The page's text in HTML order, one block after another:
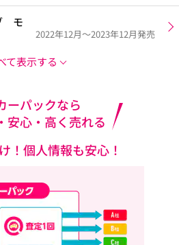
モ
2022年12月～2023年12月発売
て表示する
ーパックなら
安心・高く売れる
！個人情報も安心！